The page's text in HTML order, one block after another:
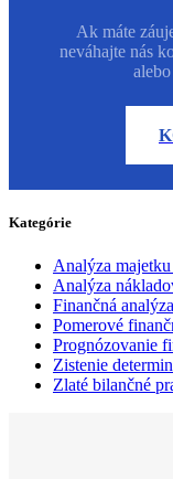
Ak máte
neváhajte nás
Kategórie
Analýza
Analýza
Finančná
Pomerové
Prognózovanie
Zistenie
Zlaté bilančné